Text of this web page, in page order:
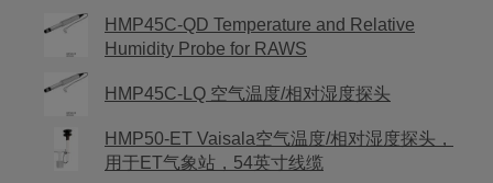
HMP45C-QD Temperature and Relative
Humidity Probe for RAWS
HMP45C-LQ 空气温度/相对湿度探头
HMP50-ET Vaisala空气温度/相对湿度探头，
用于ET气象站，54英寸线缆